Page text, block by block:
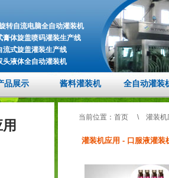
转自流电脑全自动灌装机
膏体旋盖喷码灌装生产线
流式旋盖灌装生产线
头液体全自动灌装机
品展示 酱料灌装机 全自动灌装
当前位置： 首页 \ 灌装机
灌装机应用 - 口服液灌装